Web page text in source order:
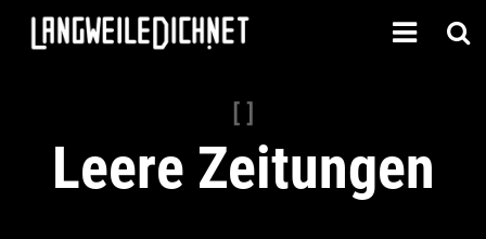
[ ]
Leere Zeitungen